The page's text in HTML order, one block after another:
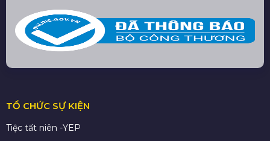
TỔ CHỨC SỰ KIỆN
Tiệc tất niên -YEP